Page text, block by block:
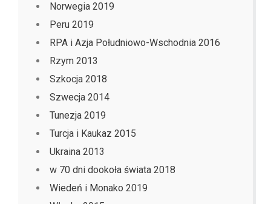
Norwegia 2019
Peru 2019
RPA i Azja Południowo-Wschodnia 2016
Rzym 2013
Szkocja 2018
Szwecja 2014
Tunezja 2019
Turcja i Kaukaz 2015
Ukraina 2013
w 70 dni dookoła świata 2018
Wiedeń i Monako 2019